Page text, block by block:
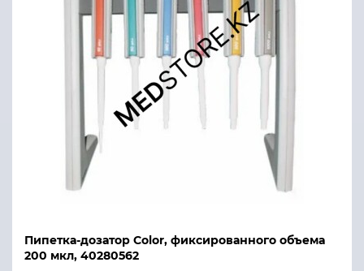
Пипетка-дозатор Color, фиксированного объема
200 мкл, 40280562